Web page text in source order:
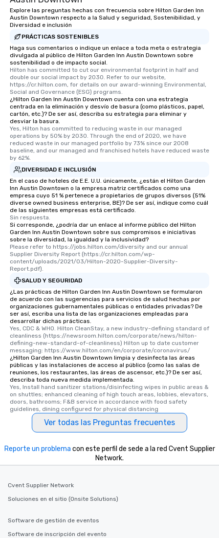
Explore las preguntas hechas con frecuencia sobre Hilton Garden Inn
Austin Downtown respecto a la Salud y seguridad, Sostenibilidad, y
Diversidad e inclusión
PRÁCTICAS SOSTENIBLES
Haga sus comentarios o indique un enlace a toda meta o estrategia
divulgada al público de Hilton Garden Inn Austin Downtown sobre
sostenibilidad o de impacto social.
Hilton has committed to cut our environmental footprint in half and
double our social impact by 2030. Refer to our website,
https://cr.hilton.com, for details on our award-winning Environmental,
Social and Governance (ESG) programs.
¿Hilton Garden Inn Austin Downtown cuenta con una estrategia
centrada en la eliminación y desvío de basura (como plásticos, papel,
cartón, etc.)? De ser así, describa su estrategia para eliminar y
desviar la basura.
Yes, Hilton has committed to reducing waste in our managed
operations by 50% by 2030. Through the end of 2020, we have
reduced waste in our managed portfolio by 73% since our 2008
baseline, and our managed and franchised hotels have reduced waste
by 62%.
DIVERSIDAD E INCLUSIÓN
En el caso de hoteles de E.E. U.U. únicamente, ¿están el Hilton Garden
Inn Austin Downtown o la empresa matriz certificados como una
empresa cuyo 51 % pertenece a propietarios de grupos diversos (51%
diverse owned business enterprise, BE)? De ser así, indique como cuál
de las siguientes empresas está certificado.
Sin respuesta.
Si corresponde, ¿podría dar un enlace al informe público del Hilton
Garden Inn Austin Downtown sobre sus compromisos e iniciativas
sobre la diversidad, la igualdad y la inclusividad?
Please refer to https://jobs.hilton.com/diversity and our annual
Supplier Diversity Report (https://cr.hilton.com/wp-
content/uploads/2021/03/Hilton-2020-Supplier-Diversity-
Report.pdf).
SALUD Y SEGURIDAD
¿Las prácticas de Hilton Garden Inn Austin Downtown se formularon
de acuerdo con las sugerencias para servicios de salud hechas por
organizaciones gubernamentales públicas o entidades privadas? De
ser así, escriba una lista de las organizaciones empleadas para
desarrollar dichas prácticas.
Yes, CDC & WHO. Hilton CleanStay, a new industry-defining standard of
cleanliness (https://newsroom.hilton.com/corporate/news/hilton-
defining-new-standard-of-cleanliness) Hilton up to date customer
messaging: https://www.hilton.com/en/corporate/coronavirus/
¿Hilton Garden Inn Austin Downtown limpia y desinfecta las áreas
públicas y las instalaciones de acceso al público (como las salas de
reuniones, los restaurantes, las áreas de ascensor, etc.)? De ser así,
describa toda nueva medida implementada.
Yes, Install hand sanitizer stations/disinfecting wipes in public areas &
on shuttles; enhanced cleaning of high touch areas, lobbies, elevators,
doors, bathrooms; F&B service in accordance with food safety
guidelines, dining configured for physical distancing
Ver todas las Preguntas frecuentes
Reporte un problema con este perfil de sede a la red Cvent Supplier
Network.
Cvent Supplier Network
Soluciones en el sitio (Onsite Solutions)
Software de gestión de eventos
Software de inscripción del evento